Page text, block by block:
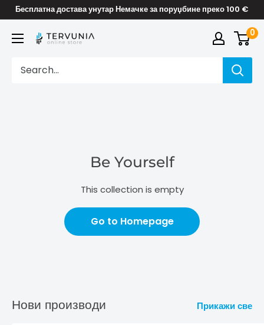
Skip
content
Бесплатна достава унутар Немачке за поруџбине преко 100 €
TERVUNIA
Stores
0
Be Yourself
This collection is empty
Go to Homepage
Нови производи Прикажи све